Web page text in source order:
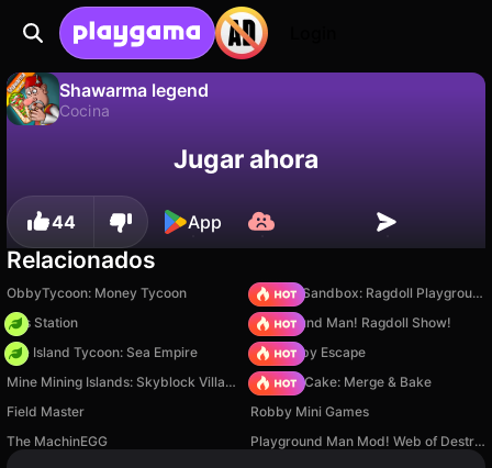
Shawarma legend
Cocina
¡Guarda el progreso!Jugar ahora
44 App
Relacionados
ObbyTycoon: Money Tycoon
Sprunki Sandbox: Ragdoll Playground Mode
Gas Station
Playground Man! Ragdoll Show!
Idle Island Tycoon: Sea Empire
Your Obby Escape
Mine Mining Islands: Skyblock Village!
Piece of Cake: Merge & Bake
Field Master
Robby Mini Games
The MachinEGG
Playground Man Mod! Web of Destruction!